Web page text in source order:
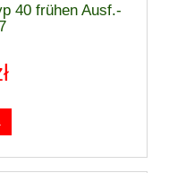
40 frühen Ausf.-